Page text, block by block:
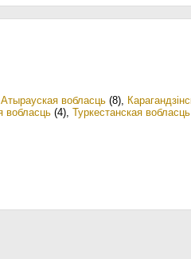
Атырауская вобласць (8),
вобласць (4), Туркестанская вобласць